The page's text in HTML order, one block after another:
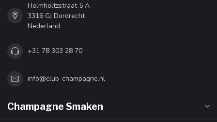
Helmholtzstraat 5 A
3316 GJ Dordrecht
Nederland
+31 78 303 28 70
info@club-champagne.nl
Champagne Smaken